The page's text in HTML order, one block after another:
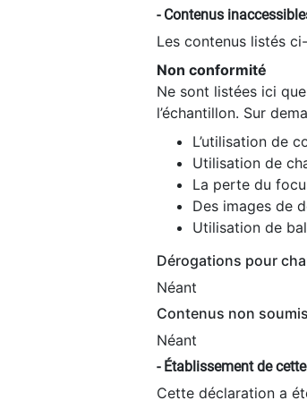
- Contenus
Les contenus listés
Non conformité
Ne sont listées ici
l’échantillon. Sur
L’utilisation de
Utilisation de
La perte du
Des images de
Utilisation de
Dérogations pour
Néant
Contenus non
Néant
- Établissement de
Cette déclaration a